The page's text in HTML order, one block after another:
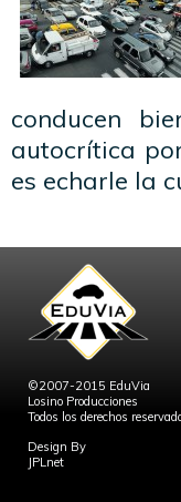
conducen
autocrítica
es echarle la
©2007-2015 EduVia
Losino Producciones
Todos los derechos
Design By
JPLnet